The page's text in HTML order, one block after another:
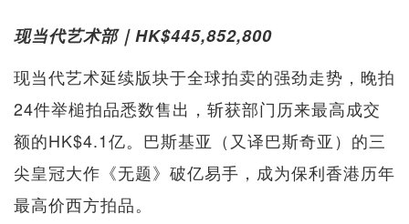
现当代艺术部｜HK$445,852,800
现当代艺术延续版块于全球拍卖的强劲走势，晚拍
24件举槌拍品悉数售出，斩获部门历来最高成交
额的HK$4.1亿。巴斯基亚（又译巴斯奇亚）的三
尖皇冠大作《无题》破亿易手，成为保利香港历年
最高价西方拍品。